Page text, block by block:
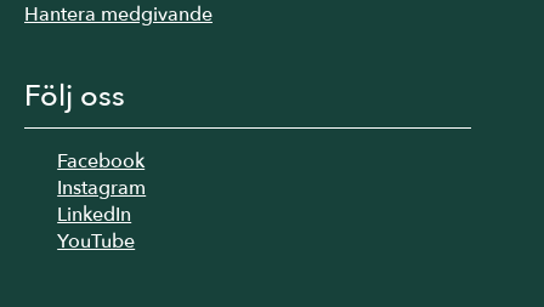
Följ oss
Hantera medgivande
Facebook
Instagram
LinkedIn
YouTube